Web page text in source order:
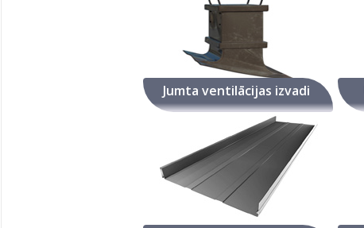
Jumta ventilācijas izvadi